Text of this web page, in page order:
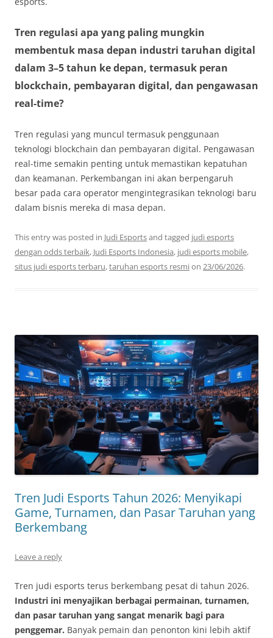
Tren regulasi apa yang paling mungkin
membentuk masa depan industri taruhan digital
dalam 3–5 tahun ke depan, termasuk peran
blockchain, pembayaran digital, dan pengawasan
real-time?
Tren regulasi yang muncul termasuk penggunaan
teknologi blockchain dan pembayaran digital. Pengawasan
real-time semakin penting untuk memastikan kepatuhan
dan keamanan. Perkembangan ini akan berpengaruh
besar pada cara operator mengintegrasikan teknologi baru
dalam bisnis mereka di masa depan.
This entry was posted in Judi Esportsand tagged judi esports
dengan odds terbaik, Judi Esports Indonesia, judi esports mobile,
situs judi esports terbaru,taruhan esports resmion 23/06/2026.
Tren Judi Esports Tahun 2026: Menyikapi
Game, Turnamen, dan Pasar Taruhan yang
Berkembang
Leave a reply
Tren judi esports terus berkembang pesat di tahun 2026.
Industri ini menyajikan berbagai permainan, turnamen,
dan pasar taruhan yang sangat menarik bagi para
penggemar. Banyak pemain dan penonton kini lebih aktif